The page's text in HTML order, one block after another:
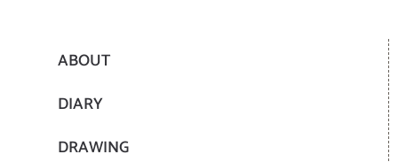
ABOUT
DIARY
DRAWING